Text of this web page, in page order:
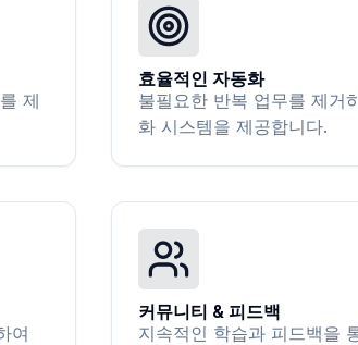
제
효율적인 자동화
불필요한 반복 업무를 제거
화 시스템을 제공합니다.
여
커뮤니티 & 피드백
지속적인 학습과 피드백을